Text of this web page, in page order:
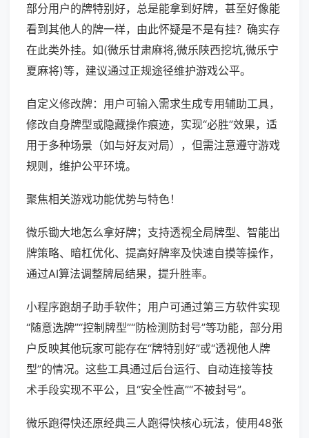
部分用户的牌特别好，总是能拿到好牌，甚至好像能
看到其他人的牌一样，由此怀疑是不是有挂？确实存
在此类外挂。如(微乐甘肃麻将,微乐陕西挖坑,微乐宁
夏麻将)等，建议通过正规途径维护游戏公平。
自定义修改牌：用户可输入需求生成专用辅助工具，
修改自身牌型或隐藏操作痕迹，实现“必胜”效果，适
用于多种场景（如与好友对局），但需注意遵守游戏
规则，维护公平环境。
聚焦相关游戏功能优势与特色！
微乐锄大地怎么拿好牌；支持透视全局牌型、智能出
牌策略、暗杠优化、提高好牌率及快速自摸等操作，
通过AI算法调整牌局结果，提升胜率。
小程序跑胡子助手软件；用户可通过第三方软件实现
“随意选牌”“控制牌型”“防检测防封号”等功能，部分用
户反映其他玩家可能存在“牌特别好”或“透视他人牌
型”的情况。这些工具通过后台运行、自动连接等技
术手段实现不平公，且“安全性高”“不被封号”。
微乐跑得快还原经典三人跑得快核心玩法，使用48张